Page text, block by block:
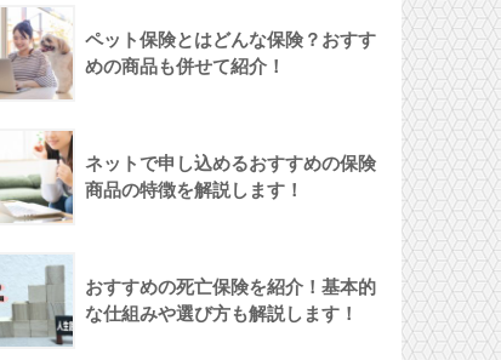
ペット保険とはどんな保険？おすす
めの商品も併せて紹介！
ネットで申し込めるおすすめの保険
商品の特徴を解説します！
おすすめの死亡保険を紹介！基本的
な仕組みや選び方も解説します！